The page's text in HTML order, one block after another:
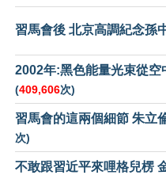
習馬會後 北京高調紀念孫
2002年:黑色能量光束從空
(409,606次)
習馬會的這兩個細節 朱立
次)
不敢跟習近平來哩格兒楞